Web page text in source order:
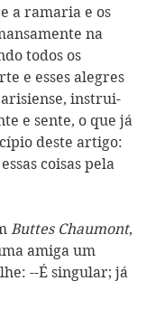
a ramaria e os
na
todos os
e esses alegres
instrui-
e sente, o que já
deste artigo:
coisas pela
Buttes Chaumont,
amiga um
--É singular; já